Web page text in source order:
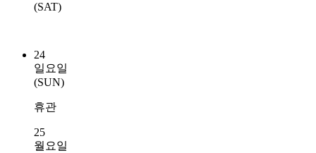
(SAT)
24
일요일
(SUN)
휴관
25
월요일